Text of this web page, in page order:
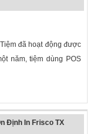
đã hoạt động được
năm, tiệm dùng POS
Định In Frisco TX